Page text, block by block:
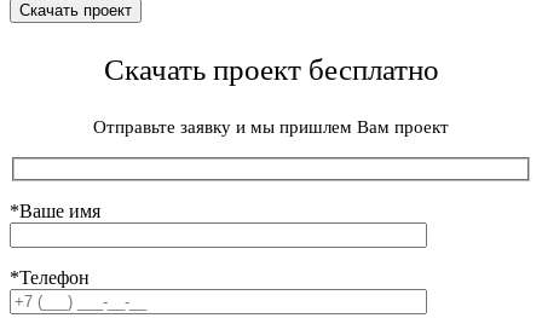
Скачать проект бесплатно
Отправьте заявку и мы пришлем Вам проект
*Ваше имя
*Телефон